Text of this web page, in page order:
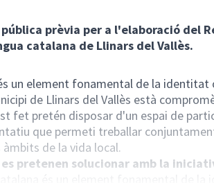
prèvia per a l'elaboració del
catalana de Llinars del Vallès.
un element fonamental de la identitat
de Llinars del Vallès està
fet pretén disposar d'un espai de
que permeti treballar
de la vida local.
pretenen solucionar amb la